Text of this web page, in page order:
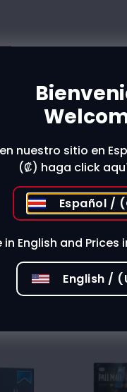
nuestro sitio en
(₡) haga click
Español /
English and Prices
English /